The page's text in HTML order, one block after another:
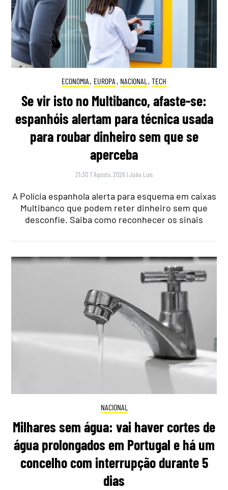
ECONOMIA, EUROPA , NACIONAL , TECH
Se vir isto no Multibanco, afaste-se:
espanhóis alertam para técnica usada
para roubar dinheiro sem que se
aperceba
21:30 7 Agosto, 2026 |João Luís
A Polícia espanhola alerta para esquema em caixas
Multibanco que podem reter dinheiro sem que
desconfie. Saiba como reconhecer os sinais
NACIONAL
Milhares sem água: vai haver cortes de
água prolongados em Portugal e há um
concelho com interrupção durante 5
dias